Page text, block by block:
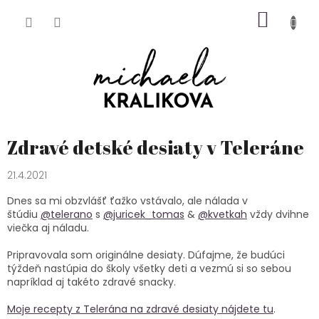
KOŠÍK
Zdravé detské desiaty v Teleráne
21.4.2021
Dnes sa mi obzvlášť ťažko vstávalo, ale nálada v
štúdiu @telerano s @juricek_tomas & @kvetkah vždy dvihne
viečka aj náladu.
Pripravovala som originálne desiaty. Dúfajme, že budúci
týždeň nastúpia do školy všetky deti a vezmú si so sebou
napríklad aj takéto zdravé snacky.
Moje recepty z Telerána na zdravé desiaty nájdete tu.